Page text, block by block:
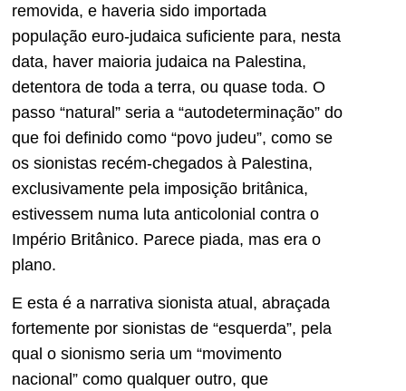
removida, e haveria sido importada
população euro-judaica suficiente para, nesta
data, haver maioria judaica na Palestina,
detentora de toda a terra, ou quase toda. O
passo “natural” seria a “autodeterminação” do
que foi definido como “povo judeu”, como se
os sionistas recém-chegados à Palestina,
exclusivamente pela imposição britânica,
estivessem numa luta anticolonial contra o
Império Britânico. Parece piada, mas era o
plano.
E esta é a narrativa sionista atual, abraçada
fortemente por sionistas de “esquerda”, pela
qual o sionismo seria um “movimento
nacional” como qualquer outro, que